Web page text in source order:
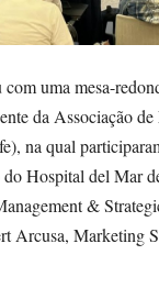
uma mesa-
da Associação
na qual
Hospital del Mar
&
Arcusa, Marketing